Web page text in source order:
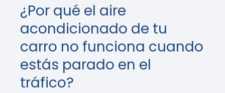
¿Por qué el aire
acondicionado de tu
carro no funciona cuando
estás parado en el
tráfico?